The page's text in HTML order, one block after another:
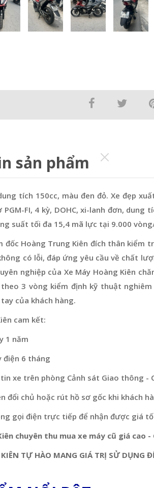
sản phẩm
tích 150cc, màu đen đỏ. Xe đẹp
FI, 4 kỳ, DOHC, xi-lanh đơn,
suất tối đa 15,4 mã lực tại 9.000
đốc Hoàng Trung Kiên đích thân
có lỗi, đáp ứng yêu cầu về chất
nghiệp của Xe Máy Hoàng Kiên
theo 3 vòng kiểm định kỹ thuật
của khách hàng.
cam kết:
1 năm
điện 6 tháng
xe trên phòng Cảnh sát Giao thông -
đổi chủ hoặc rút hồ sơ gốc khi khách
gọi điện trực tiếp để nhận được giá
chuyên thu mua xe máy cũ giá cao
TỰ HÀO MANG GIÁ TRỊ SỬ DỤNG